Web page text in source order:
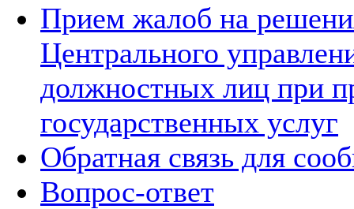
Прием жалоб на
Центрального
должностных лиц при
государственных услуг
Обратная связь для
Вопрос-ответ